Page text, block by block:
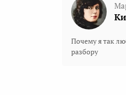
Почему я так
разбору